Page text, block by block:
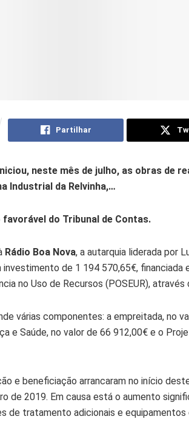
Partilhar
neste mês de julho, as obras de
Industrial da Relvinha,…
do Tribunal de Contas.
Rádio Boa Nova, a autarquia liderada por
de 1 194 570,65€, financiada
no Uso de Recursos (POSEUR),
várias componentes: a empreitada, no
e Saúde, no valor de 66 912,00€ e o
e beneficiação arrancaram no início
de 2019. Em causa está o aumento
de tratamento adicionais e